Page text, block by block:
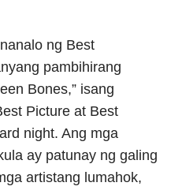
ng Best
pambihirang
Bones,” isang
Picture at Best
night. Ang mga
ay patunay ng galing
artistang lumahok,